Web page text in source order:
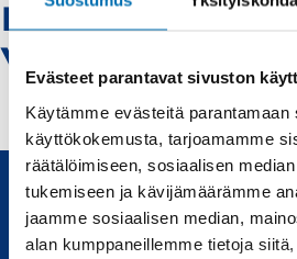
Evästeet parantavat sivuston
Käytämme evästeitä parantamaan
käyttökokemusta, tarjoamamme
räätälöimiseen, sosiaalisen
tukemiseen ja kävijämäärämme
jaamme sosiaalisen median,
alan kumppaneillemme tietoja
Bmw-
Vaihtoautot
Uudet ja käytetyt autot, sekä huollot